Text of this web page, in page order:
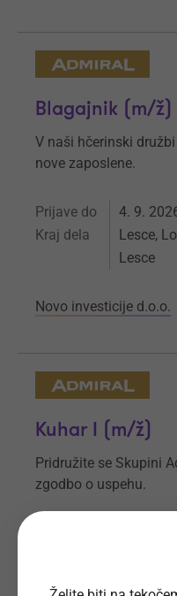
Blagajnik (m/ž)
V naši hčerinski
nove zaposlene.
Prijave do 4. 9.
Kraj dela
Lesce,
Lesce
Novo investicije d.o.o.
Kuhar I (m/ž)
Pridružite se Skupini
zgodbo o uspehu.
Kozina,